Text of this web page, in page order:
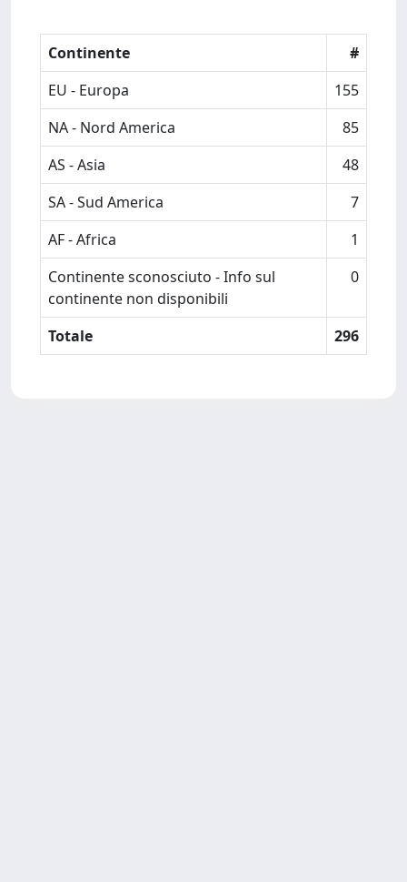
Continente
#
EU - Europa
155
NA - Nord America
85
AS - Asia
48
SA - Sud America
7
AF - Africa
1
Continente sconosciuto - Info sul
continente non disponibili
0
Totale 296